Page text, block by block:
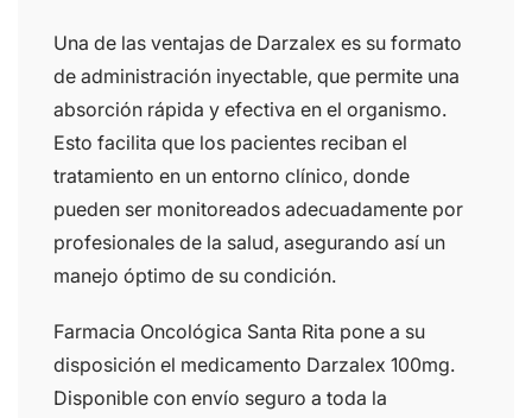
Una de las ventajas de Darzalex es su formato
de administración inyectable, que permite una
absorción rápida y efectiva en el organismo.
Esto facilita que los pacientes reciban el
tratamiento en un entorno clínico, donde
pueden ser monitoreados adecuadamente por
profesionales de la salud, asegurando así un
manejo óptimo de su condición.
Farmacia Oncológica Santa Rita pone a su
disposición el medicamento Darzalex 100mg.
Disponible con envío seguro a toda la